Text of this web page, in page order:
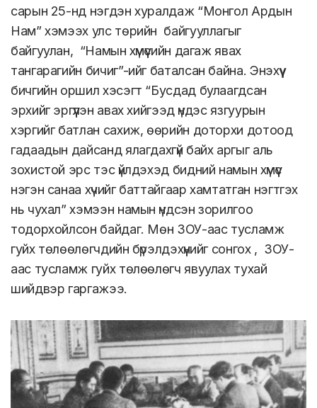
сарын 25-нд нэгдэн хуралдаж “Монгол Ардын
Нам” хэмээх улс төрийн байгууллагыг
байгуулан, “Намын хүмүүсийн дагаж явах
тангарагийн бичиг”-ийг баталсан байна. Энэхүү
бичгийн оршил хэсэгт “Бусдад булаагдсан
эрхийг эргүүлэн авах хийгээд үндэс язгуурын
хэргийг батлан сахиж, өөрийн доторхи дотоод
гадаадын дайсанд ялагдахгүй байх аргыг аль
зохистой эрс тэс үйлдэхэд бидний намын хүмүүс
нэгэн санаа хүчийг баттайгаар хамтатган нэгтгэх
нь чухал” хэмээн намын үндсэн зорилгоо
тодорхойлсон байдаг. Мөн ЗОУ-аас тусламж
гуйх төлөөлөгчдийн бүрэлдэхүүнийг сонгох , ЗОУ-
аас тусламж гуйх төлөөлөгч явуулах тухай
шийдвэр гаргажээ.